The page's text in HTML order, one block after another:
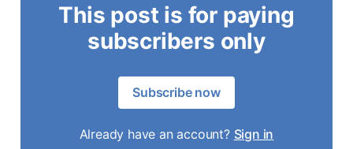
This post is for paying
subscribers only
Subscribe now
Already have an account? Sign in